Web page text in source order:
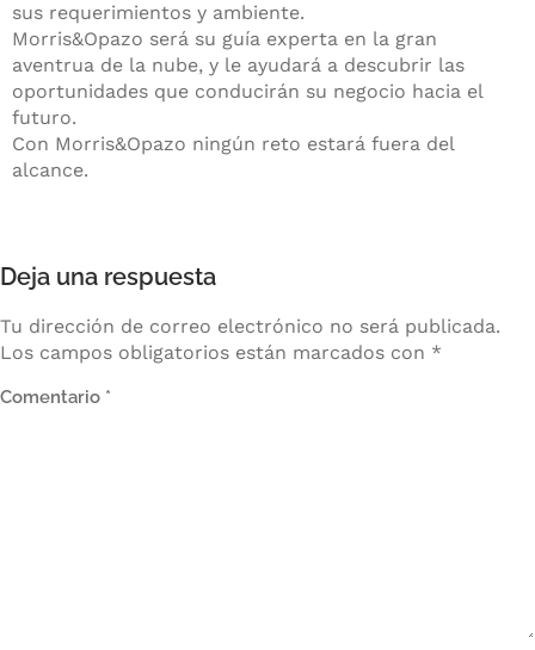
sus requerimientos y ambiente.
Morris&Opazo será su guía experta en la gran
aventrua de la nube, y le ayudará a descubrir las
oportunidades que conducirán su negocio hacia el
futuro.
Con Morris&Opazo ningún reto estará fuera del
alcance.
Deja una respuesta
Tu dirección de correo electrónico no será publicada.
Los campos obligatorios están marcados con *
Comentario *